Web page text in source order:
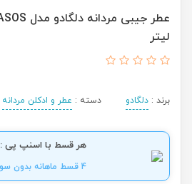
لیتر
برند : دلگادو دسته : عطر و ادکلن مردانه
هر قسط با اسنپ پی :
4 قسط ماهانه بدون سود ، چک و ضامن .